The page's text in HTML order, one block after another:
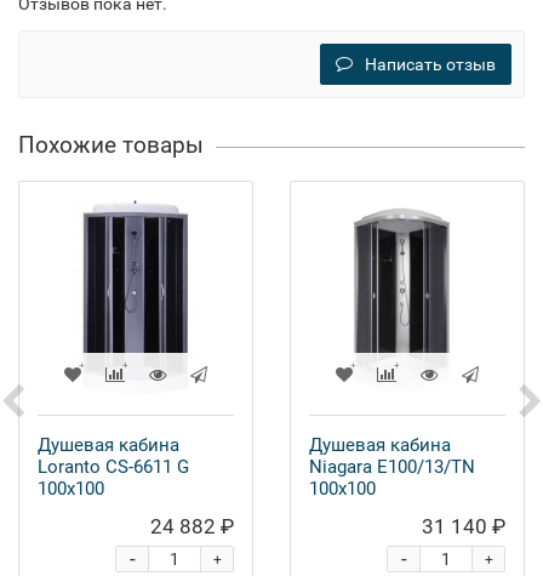
Написать отзыв
Похожие товары
Душевая кабина
Loranto CS-6611 G
100x100
24 882 ₽
+
-
Душевая кабина
Niagara E100/13/TN
100x100
31 140 ₽
+
-